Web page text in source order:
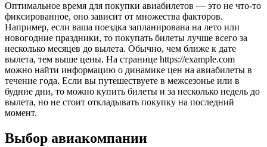
Оптимальное время для покупки авиабилетов — это не что-то
фиксированное, оно зависит от множества факторов.
Например, если ваша поездка запланирована на лето или
новогодние праздники, то покупать билеты лучше всего за
несколько месяцев до вылета. Обычно, чем ближе к дате
вылета, тем выше цены. На странице https://example.com
можно найти информацию о динамике цен на авиабилеты в
течение года. Если вы путешествуете в межсезонье или в
будние дни, то можно купить билеты и за несколько недель до
вылета, но не стоит откладывать покупку на последний
момент.
Выбор авиакомпании